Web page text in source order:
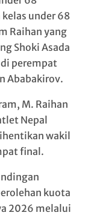
under 68
Raihan yang
Shoki Asada
perempat
Ababakirov.
M. Raihan
Nepal
wakil
final.
kuota
2026 melalui